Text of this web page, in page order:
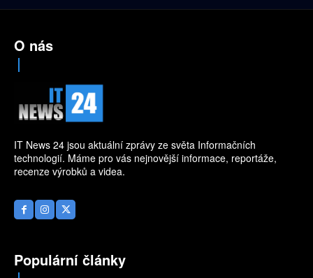
O nás
IT News 24 jsou aktuální zprávy ze světa Informačních
technologií. Máme pro vás nejnovější informace, reportáže,
recenze výrobků a videa.
Populární články